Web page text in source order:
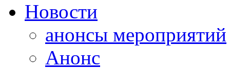
Новости
анонсы мероприятий
Анонс